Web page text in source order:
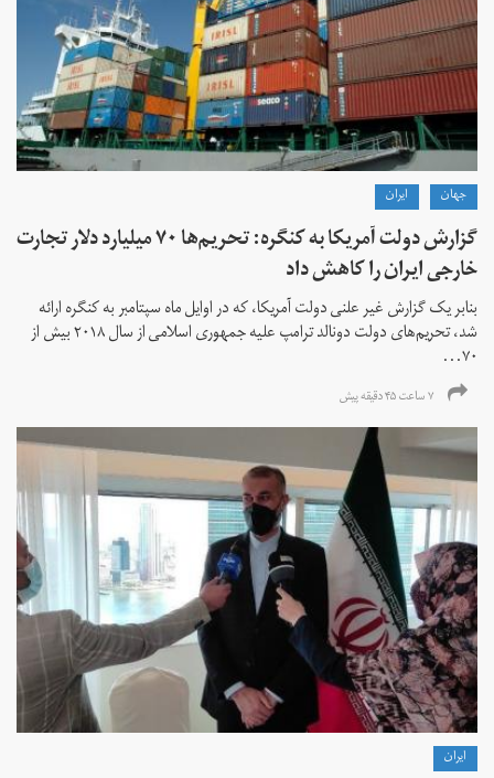
جهان ايران
گزارش دولت آمریکا به کنگره: تحریم‌ها ۷۰ میلیارد دلار تجارت
خارجی ایران را کاهش داد
بنابر یک گزارش غیر علنی دولت آمریکا، که در اوایل ماه سپتامبر به کنگره ارائه
شد، تحریم‌های دولت دونالد ترامپ علیه جمهوری اسلامی از سال ۲۰۱۸ بیش از
۷۰...
۷ ساعت ۴۵ دقیقه پیش
ايران